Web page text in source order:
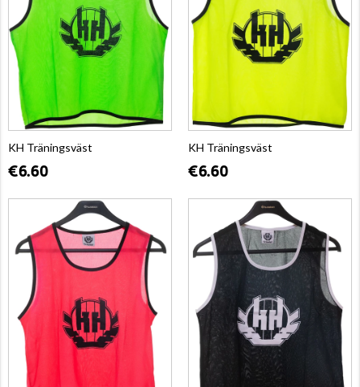
KH Träningsväst
€6.60
KH Träningsväst
€6.60